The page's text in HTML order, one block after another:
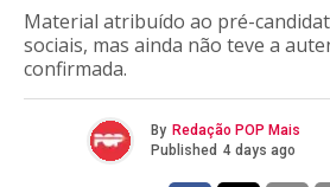
Material atribuído ao pré-
sociais, mas ainda não teve a
confirmada.
By Redação POP Mais
Published 4 days ago